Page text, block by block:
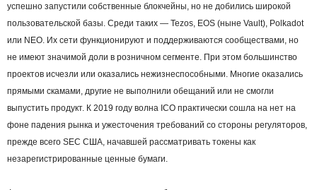
успешно запустили собственные блокчейны, но не добились широкой
пользовательской базы. Среди таких — Tezos, EOS (ныне Vault), Polkadot
или NEO. Их сети функционируют и поддерживаются сообществами, но
не имеют значимой доли в розничном сегменте. При этом большинство
проектов исчезли или оказались нежизнеспособными. Многие оказались
прямыми скамами, другие не выполнили обещаний или не смогли
выпустить продукт. К 2019 году волна ICO практически сошла на нет на
фоне падения рынка и ужесточения требований со стороны регуляторов,
прежде всего SEC США, начавшей рассматривать токены как
незарегистрированные ценные бумаги.